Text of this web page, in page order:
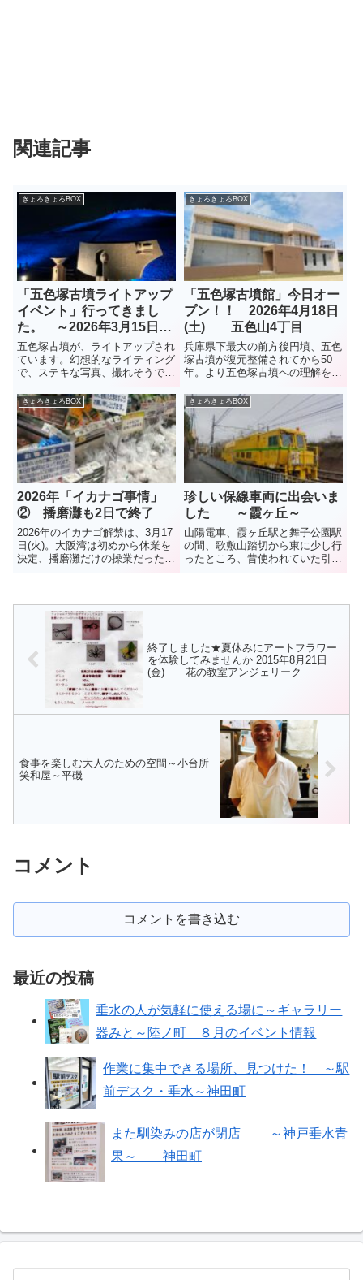
関連記事
きょろきょろBOX
「五色塚古墳ライトアップ
イベント」行ってきまし
た。 ～2026年3月15日
(日)
五色塚古墳が、ライトアップされ
ています。幻想的なライティング
で、ステキな写真、撮れそうです
日） ~ 03月15日（日曜日）ライ
ト点灯時間 18時00分～20時00
分 （最終入園は19時45分）※点
灯時間中、墳丘...
きょろきょろBOX
「五色塚古墳館」今日オー
プン！！ 2026年4月18日
(土) 五色山4丁目
兵庫県下最大の前方後円墳、五色
塚古墳が復元整備されてから50
年。より五色塚古墳への理解を深
(土)、五色塚古墳館がオープンし
た。同施設では、五色塚古墳およ
び小壺古墳の歴史的意義・文化財
的価値を、映像・パネル...
きょろきょろBOX
2026年「イカナゴ事情」
② 播磨灘も2日で終了
2026年のイカナゴ解禁は、3月17
日(火)。大阪湾は初めから休業を
決定、播磨灘だけの操業だった
(木)の今日、キロ5980円(税抜き)
の値札ととも...
きょろきょろBOX
珍しい保線車両に出会いま
した ～霞ヶ丘～
山陽電車、霞ヶ丘駅と舞子公園駅
の間、歌敷山踏切から東に少し行
ったところ、昔使われていた引き
終了しました★夏休みにアートフラワー
を体験してみませんか 2015年8月21日
(金) 花の教室アンジェリーク
食事を楽しむ大人のための空間～小台所
笑和屋～平磯
コメント
コメントを書き込む
最近の投稿
垂水の人が気軽に使える場に～ギャラリー
器みと～陸ノ町 ８月のイベント情報
作業に集中できる場所、見つけた！ ～駅
前デスク・垂水～神田町
また馴染みの店が閉店 ～神戸垂水青
果～ 神田町